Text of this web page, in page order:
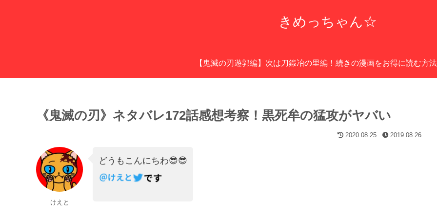
きめっちゃん☆
【鬼滅の刃遊郭編】次は刀鍛冶の里編！続きの漫画をお得に読む方
《鬼滅の刃》ネタバレ172話感想考察！黒死牟の猛攻がヤバい
2020.08.25 2019.08.26
けえと
どうもこんにちわ😎😎